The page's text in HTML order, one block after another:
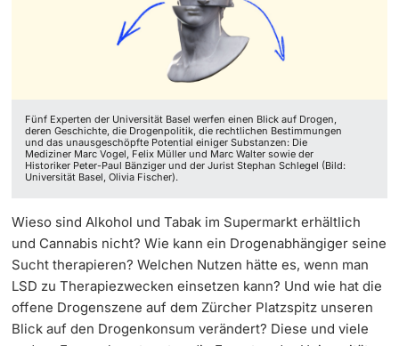
Doktorierende
weitere Informationen
Fördernde & Alumni
Universität in den Medien
Veranstaltungskalender
Social Media
UNI NOVA
Service für Medien
Podcasts
Streit & Versöhnung
Drogen
Cannabis legalisieren? (S3|EP4)
Was ist legal und was nicht? (S3|EP5)
Gerechtigkeit
Social Media
Ukraine
Weiterbildung
Fünf Experten der Universität Basel werfen einen Blick auf Drogen,
deren Geschichte, die Drogenpolitik, die rechtlichen Bestimmungen
und das unausgeschöpfte Potential einiger Substanzen: Die
Mediziner Marc Vogel, Felix Müller und Marc Walter sowie der
Historiker Peter-Paul Bänziger und der Jurist Stephan Schlegel (Bild:
Universität Basel, Olivia Fischer).
Wieso sind Alkohol und Tabak im Supermarkt erhältlich
und Cannabis nicht? Wie kann ein Drogenabhängiger seine
Sucht therapieren? Welchen Nutzen hätte es, wenn man
LSD zu Therapiezwecken einsetzen kann? Und wie hat die
offene Drogenszene auf dem Zürcher Platzspitz unseren
Blick auf den Drogenkonsum verändert? Diese und viele